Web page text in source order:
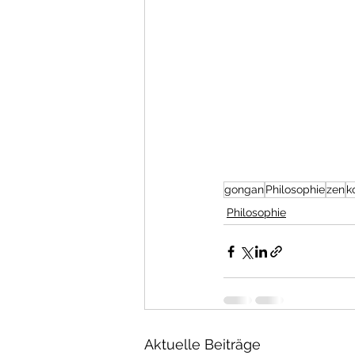
gonganPhilosophiezen
Philosophie
Aktuelle Beiträge